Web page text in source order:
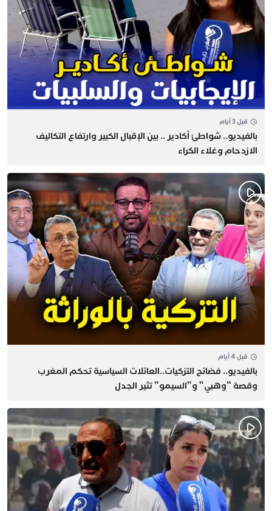
قبل 3 أيام
بالفيديو.. شواطئ أكادير .. بين الإقبال الكبير وارتفاع التكاليف
الازدحام وغلاء الكراء
قبل 4 أيام
بالفيديو.. فضائح التزكيات..العائلات السياسية تحكم المغرب
وقصة “وهبي” و”السيمو” تثير الجدل